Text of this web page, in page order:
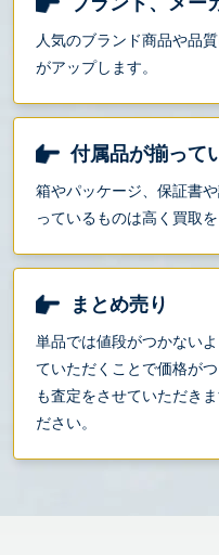
人気のブランド商品や品
がアップします。
付属品が揃って
箱やパッケージ、保証書
っているものは高く買取
まとめ売り
単品では値段がつかない
ていただくことで価格が
も査定をさせていただき
ださい。